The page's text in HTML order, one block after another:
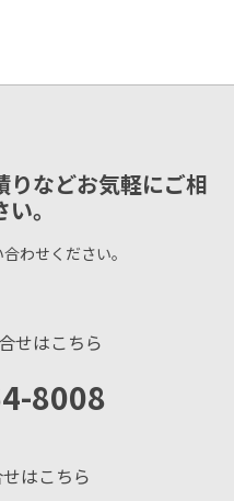
りなどお気軽にご相
。
わせください。
せはこちら
8008
はこちら